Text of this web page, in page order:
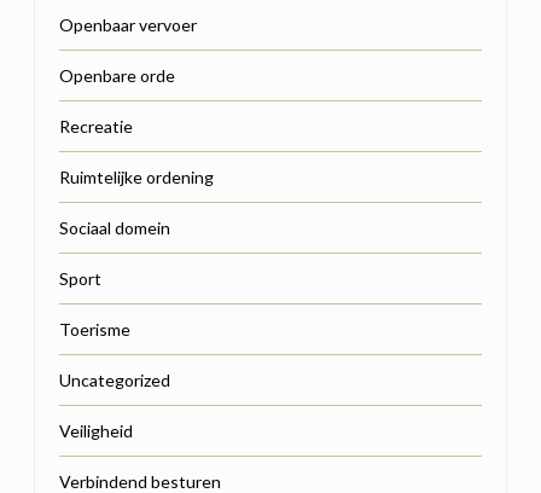
Openbaar vervoer
Openbare orde
Recreatie
Ruimtelijke ordening
Sociaal domein
Sport
Toerisme
Uncategorized
Veiligheid
Verbindend besturen